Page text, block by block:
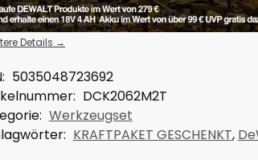
Details →
5035048723692
DCK2062M2T
Werkzeugset
KRAFTPAKET GESCHENKT,